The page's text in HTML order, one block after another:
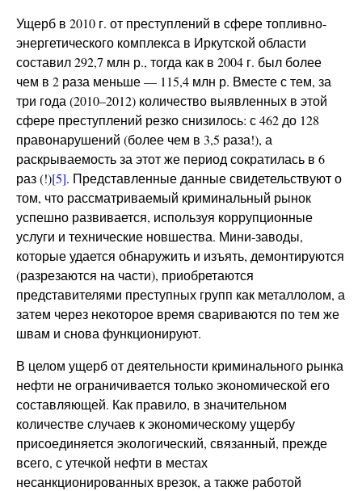
Ущерб в 2010 г. от преступлений в сфере топливно-
энергетического комплекса в Иркутской области
составил 292,7 млн р., тогда как в 2004 г. был более
чем в 2 раза меньше — 115,4 млн р. Вместе с тем, за
три года (2010–2012) количество выявленных в этой
сфере преступлений резко снизилось: с 462 до 128
правонарушений (более чем в 3,5 раза!), а
раскрываемость за этот же период сократилась в 6
раз (!)[5]. Представленные данные свидетельствуют о
том, что рассматриваемый криминальный рынок
успешно развивается, используя коррупционные
услуги и технические новшества. Мини-заводы,
которые удается обнаружить и изъять, демонтируются
(разрезаются на части), приобретаются
представителями преступных групп как металлолом, а
затем через некоторое время свариваются по тем же
швам и снова функционируют.
В целом ущерб от деятельности криминального рынка
нефти не ограничивается только экономической его
составляющей. Как правило, в значительном
количестве случаев к экономическому ущербу
присоединяется экологический, связанный, прежде
всего, с утечкой нефти в местах
несанкционированных врезок, а также работой